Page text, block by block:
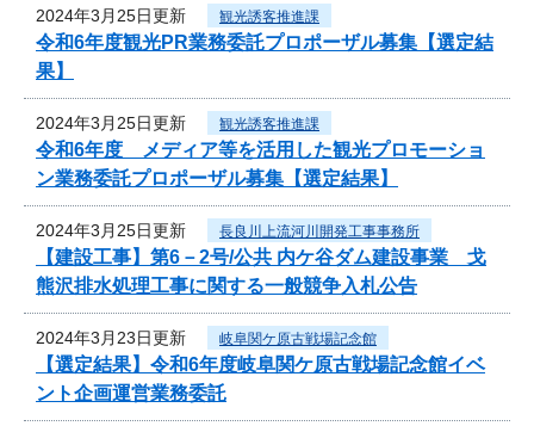
2024年3月25日更新 観光誘客推進課
令和6年度観光PR業務委託プロポーザル募集【選定結
果】
2024年3月25日更新 観光誘客推進課
令和6年度 メディア等を活用した観光プロモーショ
ン業務委託プロポーザル募集【選定結果】
2024年3月25日更新 長良川上流河川開発工事事務所
【建設工事】第6－2号/公共 内ケ谷ダム建設事業 戈
熊沢排水処理工事に関する一般競争入札公告
2024年3月23日更新 岐阜関ケ原古戦場記念館
【選定結果】令和6年度岐阜関ケ原古戦場記念館イベ
ント企画運営業務委託